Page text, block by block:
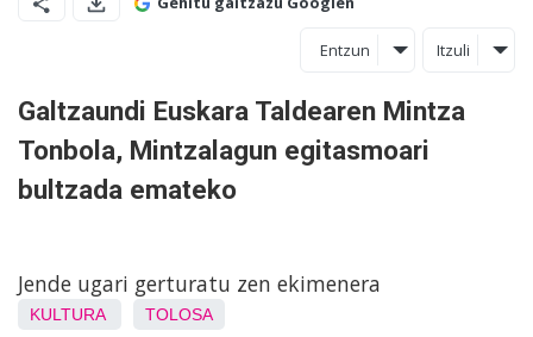
Entzun Itzuli
Galtzaundi Euskara Taldearen Mintza
Tonbola, Mintzalagun egitasmoari
bultzada emateko
Jende ugari gerturatu zen ekimenera
KULTURA TOLOSA